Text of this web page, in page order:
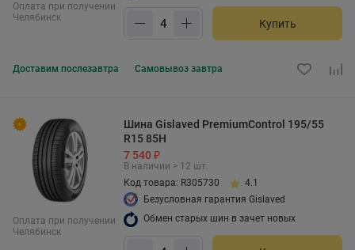
Оплата при получении
Челябинск
Купить
Доставим послезавтра Самовывоз завтра
Оплата при получении
Челябинск
Шина Gislaved PremiumControl 195/55
R15 85H
7 540 ₽
В наличии > 12 шт.
Код товара: R305730
4.1
Безусловная гарантия Gislaved
Обмен старых шин в зачет новых